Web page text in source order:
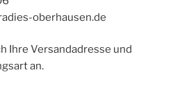
oberhausen.de
Ihre Versandadresse und
an.